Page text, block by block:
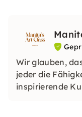
Wir glauben,
jeder die
inspirierende